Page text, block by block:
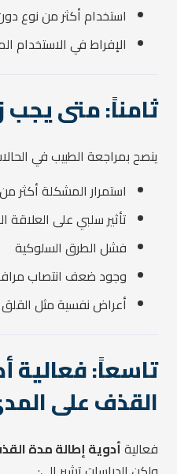
استخدام أكثر من نوع
الإفراط في الاستخدام
ثامناً: متى يجب
ينصح بمراجعة الطبيب في
استمرار المشكلة أكثر من 3 أشهر
تأثير سلبي على العلاقة
فشل الطرق السلوكية
وجود ضعف انتصاب
أعراض نفسية مثل القلق
تاسعاً: فعالية
القذف على
فعاليةأدوية إطالة مدة